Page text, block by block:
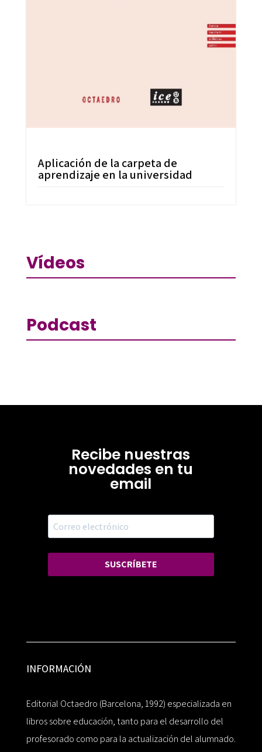
Aplicación de la carpeta de
aprendizaje en la universidad
Vídeos
Podcast
Recibe nuestras
novedades en tu
email
SUSCRÍBETE
INFORMACIÓN
Editorial Octaedro (Barcelona, 1992) especializada en
libros sobre educación, tanto para el desarrollo del
profesorado como para la actualización del alumnado.